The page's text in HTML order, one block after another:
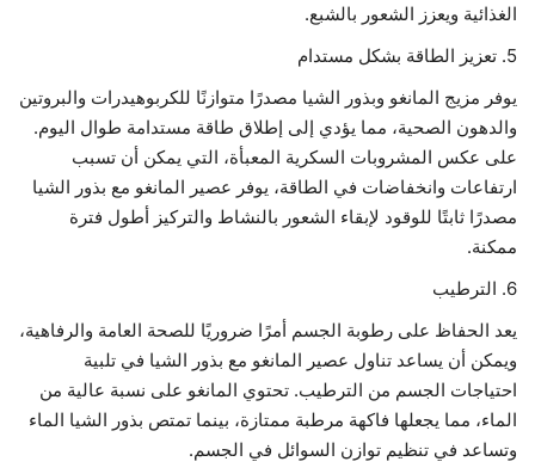
الغذائية ويعزز الشعور بالشبع.
5. تعزيز الطاقة بشكل مستدام
يوفر مزيج المانغو وبذور الشيا مصدرًا متوازنًا للكربوهيدرات والبروتين
والدهون الصحية، مما يؤدي إلى إطلاق طاقة مستدامة طوال اليوم.
على عكس المشروبات السكرية المعبأة، التي يمكن أن تسبب
ارتفاعات وانخفاضات في الطاقة، يوفر عصير المانغو مع بذور الشيا
مصدرًا ثابتًا للوقود لإبقاء الشعور بالنشاط والتركيز أطول فترة
ممكنة.
6. الترطيب
يعد الحفاظ على رطوبة الجسم أمرًا ضروريًا للصحة العامة والرفاهية،
ويمكن أن يساعد تناول عصير المانغو مع بذور الشيا في تلبية
احتياجات الجسم من الترطيب. تحتوي المانغو على نسبة عالية من
الماء، مما يجعلها فاكهة مرطبة ممتازة، بينما تمتص بذور الشيا الماء
وتساعد في تنظيم توازن السوائل في الجسم.